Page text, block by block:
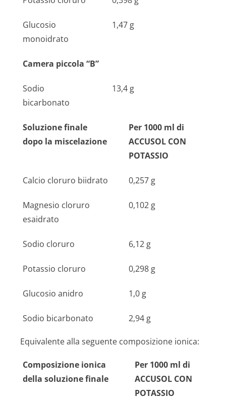
Glucosio
monoidrato
1,47 g
Camera piccola “B”
Sodio
bicarbonato
13,4 g
Soluzione finale
dopo la miscelazione
Per 1000 ml di
ACCUSOL CON
POTASSIO
Calcio cloruro biidrato 0,257 g
Magnesio cloruro
esaidrato
0,102 g
Sodio cloruro 6,12 g
Potassio cloruro 0,298 g
Glucosio anidro 1,0 g
Sodio bicarbonato 2,94 g
Equivalente alla seguente composizione ionica:
Composizione ionica
della soluzione finale
Per 1000 ml di
ACCUSOL CON
POTASSIO